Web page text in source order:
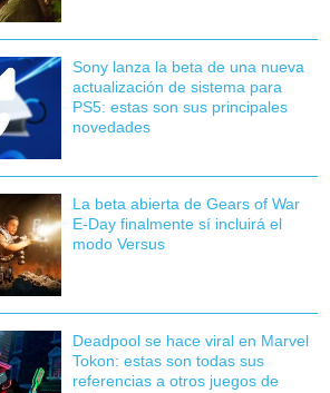
Sony lanza la beta de una nueva
actualización de sistema para
PS5: estas son sus principales
novedades
La beta abierta de Gears of War
E-Day finalmente sí incluirá el
modo Versus
Deadpool se hace viral en Marvel
Tokon: estas son todas sus
referencias a otros juegos de